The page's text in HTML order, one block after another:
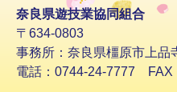
奈良県遊技業協同組合
〒634-0803
事務所：奈良県橿原市上品
電話：0744-24-7777 FAX